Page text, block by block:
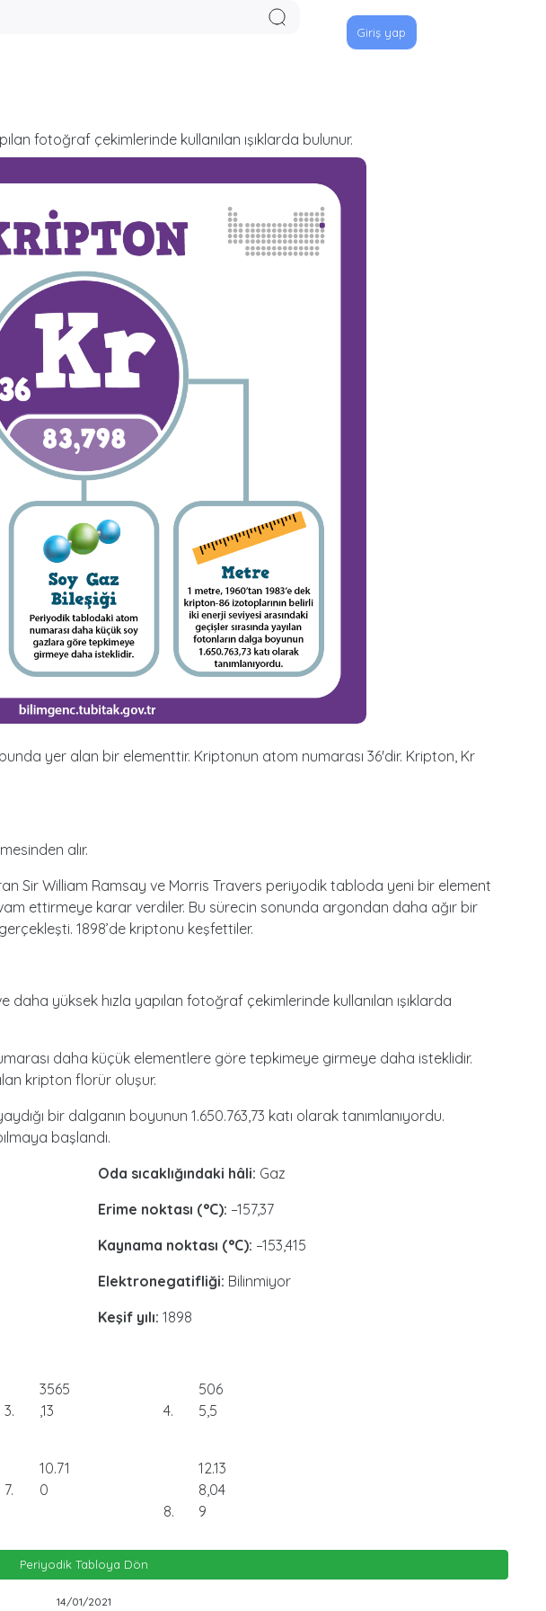
Giriş yap
fotoğraf çekimlerinde kullanılan ışıklarda bulunur.
yer alan bir elementtir. Kriptonun atom numarası 36'dir. Kripton, Kr
alır.
Sir William Ramsay ve Morris Travers periyodik tabloda yeni bir element
ettirmeye karar verdiler. Bu sürecin sonunda argondan daha ağır bir
1898’de kriptonu keşfettiler.
yüksek hızla yapılan fotoğraf çekimlerinde kullanılan ışıklarda
daha küçük elementlere göre tepkimeye girmeye daha isteklidir.
kripton florür oluşur.
bir dalganın boyunun 1.650.763,73 katı olarak tanımlanıyordu.
başlandı.
Oda sıcaklığındaki hâli: Gaz
Erime noktası (°C): –157,37
Kaynama noktası (°C): –153,415
Elektronegatifliği: Bilinmiyor
Keşif yılı: 1898
3
3565
,13
4
506
5,5
7
10.71
0
8
12.13
8,04
9
Periyodik Tabloya Dön
14/01/2021